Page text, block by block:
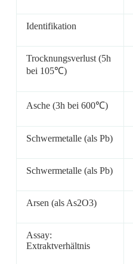
Identifikation
Trocknungsverlust (5h
bei 105℃)
Asche (3h bei 600℃)
Schwermetalle (als Pb)
Schwermetalle (als Pb)
Arsen (als As2O3)
Assay:
Extraktverhältnis